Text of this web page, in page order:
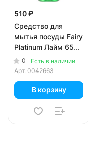
510 ₽
Средство для
мытья посуды Fairy
Platinum Лайм 650
мл0
Есть в наличии
Арт. 0042663
В корзину